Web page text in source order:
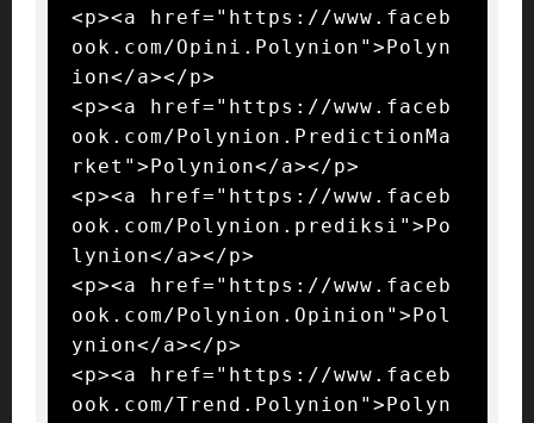
<p><a href="https://www.faceb
ook.com/Opini.Polynion">Polyn
ion</a></p>
<p><a href="https://www.faceb
ook.com/Polynion.PredictionMa
rket">Polynion</a></p>
<p><a href="https://www.faceb
ook.com/Polynion.prediksi">Po
lynion</a></p>
<p><a href="https://www.faceb
ook.com/Polynion.Opinion">Pol
ynion</a></p>
<p><a href="https://www.faceb
ook.com/Trend.Polynion">Polyn